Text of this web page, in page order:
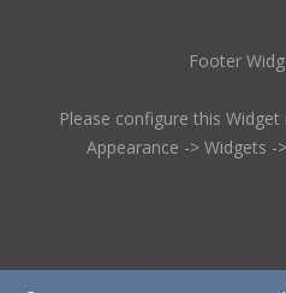
Footer
Please configure this
Appearance -> Widgets